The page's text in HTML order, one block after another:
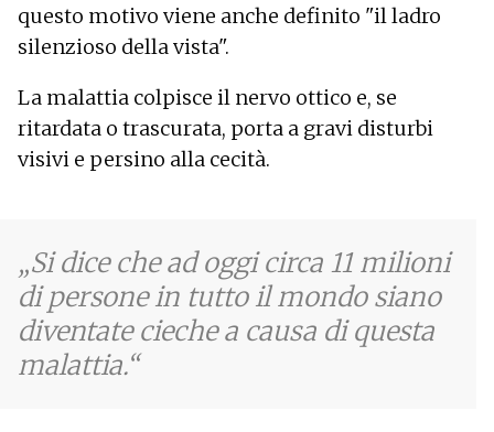
Deterioramento della vista
questo motivo viene anche definito "il ladro
silenzioso della vista".
La malattia colpisce il nervo ottico e, se
ritardata o trascurata, porta a gravi disturbi
visivi e persino alla cecità.
Si dice che ad oggi circa 11 milioni
di persone in tutto il mondo siano
diventate cieche a causa di questa
malattia.